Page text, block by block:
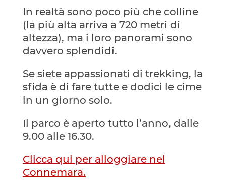
In realtà sono poco più che colline
(la più alta arriva a 720 metri di
altezza), ma i loro panorami sono
davvero splendidi.
Se siete appassionati di trekking, la
sfida è di fare tutte e dodici le cime
in un giorno solo.
Il parco è aperto tutto l’anno, dalle
9.00 alle 16.30.
Clicca qui per alloggiare nel
Connemara.